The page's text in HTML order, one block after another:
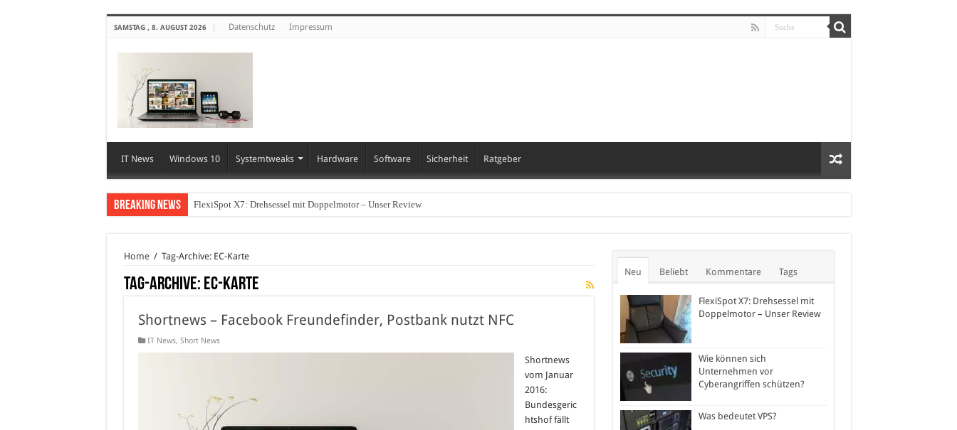
SAMSTAG , 8. AUGUST 2026 Datenschutz Impressum
IT News Windows 10 Systemtweaks Hardware Software Sicherheit Ratgeber
Breaking News FlexiSpot X7: Drehsessel mit Doppelmotor – Unser Review
Home / Tag-Archive: EC-Karte
Tag-Archive: EC-Karte
Shortnews – Facebook Freundefinder, Postbank nutzt NFC
IT News, Short News
Shortnews
vom Januar
2016:
Bundesgeric
htshof fällt
Neu Beliebt Kommentare Tags
FlexiSpot X7: Drehsessel mit
Doppelmotor – Unser Review
Wie können sich
Unternehmen vor
Cyberangriffen schützen?
Was bedeutet VPS?